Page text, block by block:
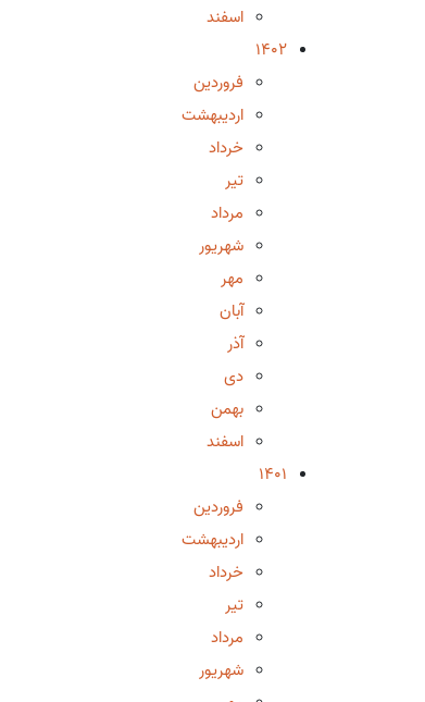
اسفند
1402
فروردین
اردیبهشت
خرداد
تیر
مرداد
شهریور
مهر
آبان
آذر
دی
بهمن
اسفند
1401
فروردین
اردیبهشت
خرداد
تیر
مرداد
شهریور